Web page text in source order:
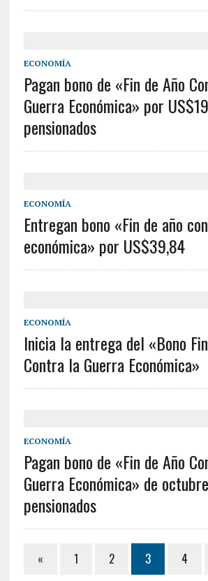
ECONOMÍA
Pagan bono de «Fin de Año
Guerra Económica» por
pensionados
ECONOMÍA
Entregan bono «Fin de año
económica» por US$39,84
ECONOMÍA
Inicia la entrega del «Bono
Contra la Guerra Económica»
ECONOMÍA
Pagan bono de «Fin de Año
Guerra Económica» de
pensionados
« 1 2 3 4